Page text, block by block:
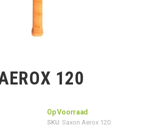
120
Op Voorraad
SKU Saxon Aerox 120